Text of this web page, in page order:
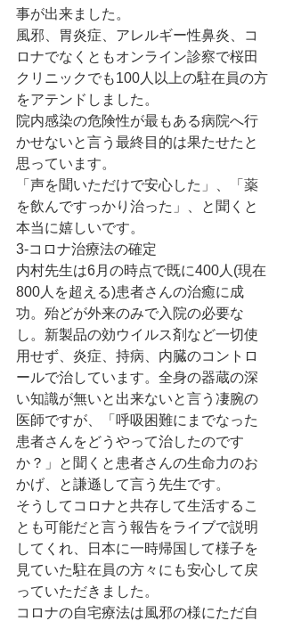
事が出来ました。
風邪、胃炎症、アレルギー性鼻炎、コ
ロナでなくともオンライン診察で桜田
クリニックでも100人以上の駐在員の方
をアテンドしました。
院内感染の危険性が最もある病院へ行
かせないと言う最終目的は果たせたと
思っています。
「声を聞いただけで安心した」、「薬
を飲んですっかり治った」、と聞くと
本当に嬉しいです。
3-コロナ治療法の確定
内村先生は6月の時点で既に400人(現在
800人を超える)患者さんの治癒に成
功。殆どが外来のみで入院の必要な
し。新製品の効ウイルス剤など一切使
用せず、炎症、持病、内臓のコントロ
ールで治しています。全身の器蔵の深
い知識が無いと出来ないと言う凄腕の
医師ですが、「呼吸困難にまでなった
患者さんをどうやって治したのです
か？」と聞くと患者さんの生命力のお
かげ、と謙遜して言う先生です。
そうしてコロナと共存して生活するこ
とも可能だと言う報告をライブで説明
してくれ、日本に一時帰国して様子を
見ていた駐在員の方々にも安心して戻
っていただきました。
コロナの自宅療法は風邪の様にただ自